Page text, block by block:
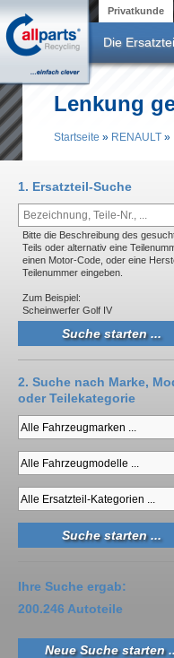
Privatkunde
Die
Lenkung
Startseite » RENAULT »
1. Ersatzteil-Suche
Bitte die Beschreibung des
Teils oder alternativ eine
einen Motor-Code, oder eine
Teilenummer eingeben.
Zum Beispiel:
Scheinwerfer Golf IV
2. Suche nach Marke,
oder Teilekategorie
Ihre Suche ergab:
200.246 Autoteile
Neue Suche starten